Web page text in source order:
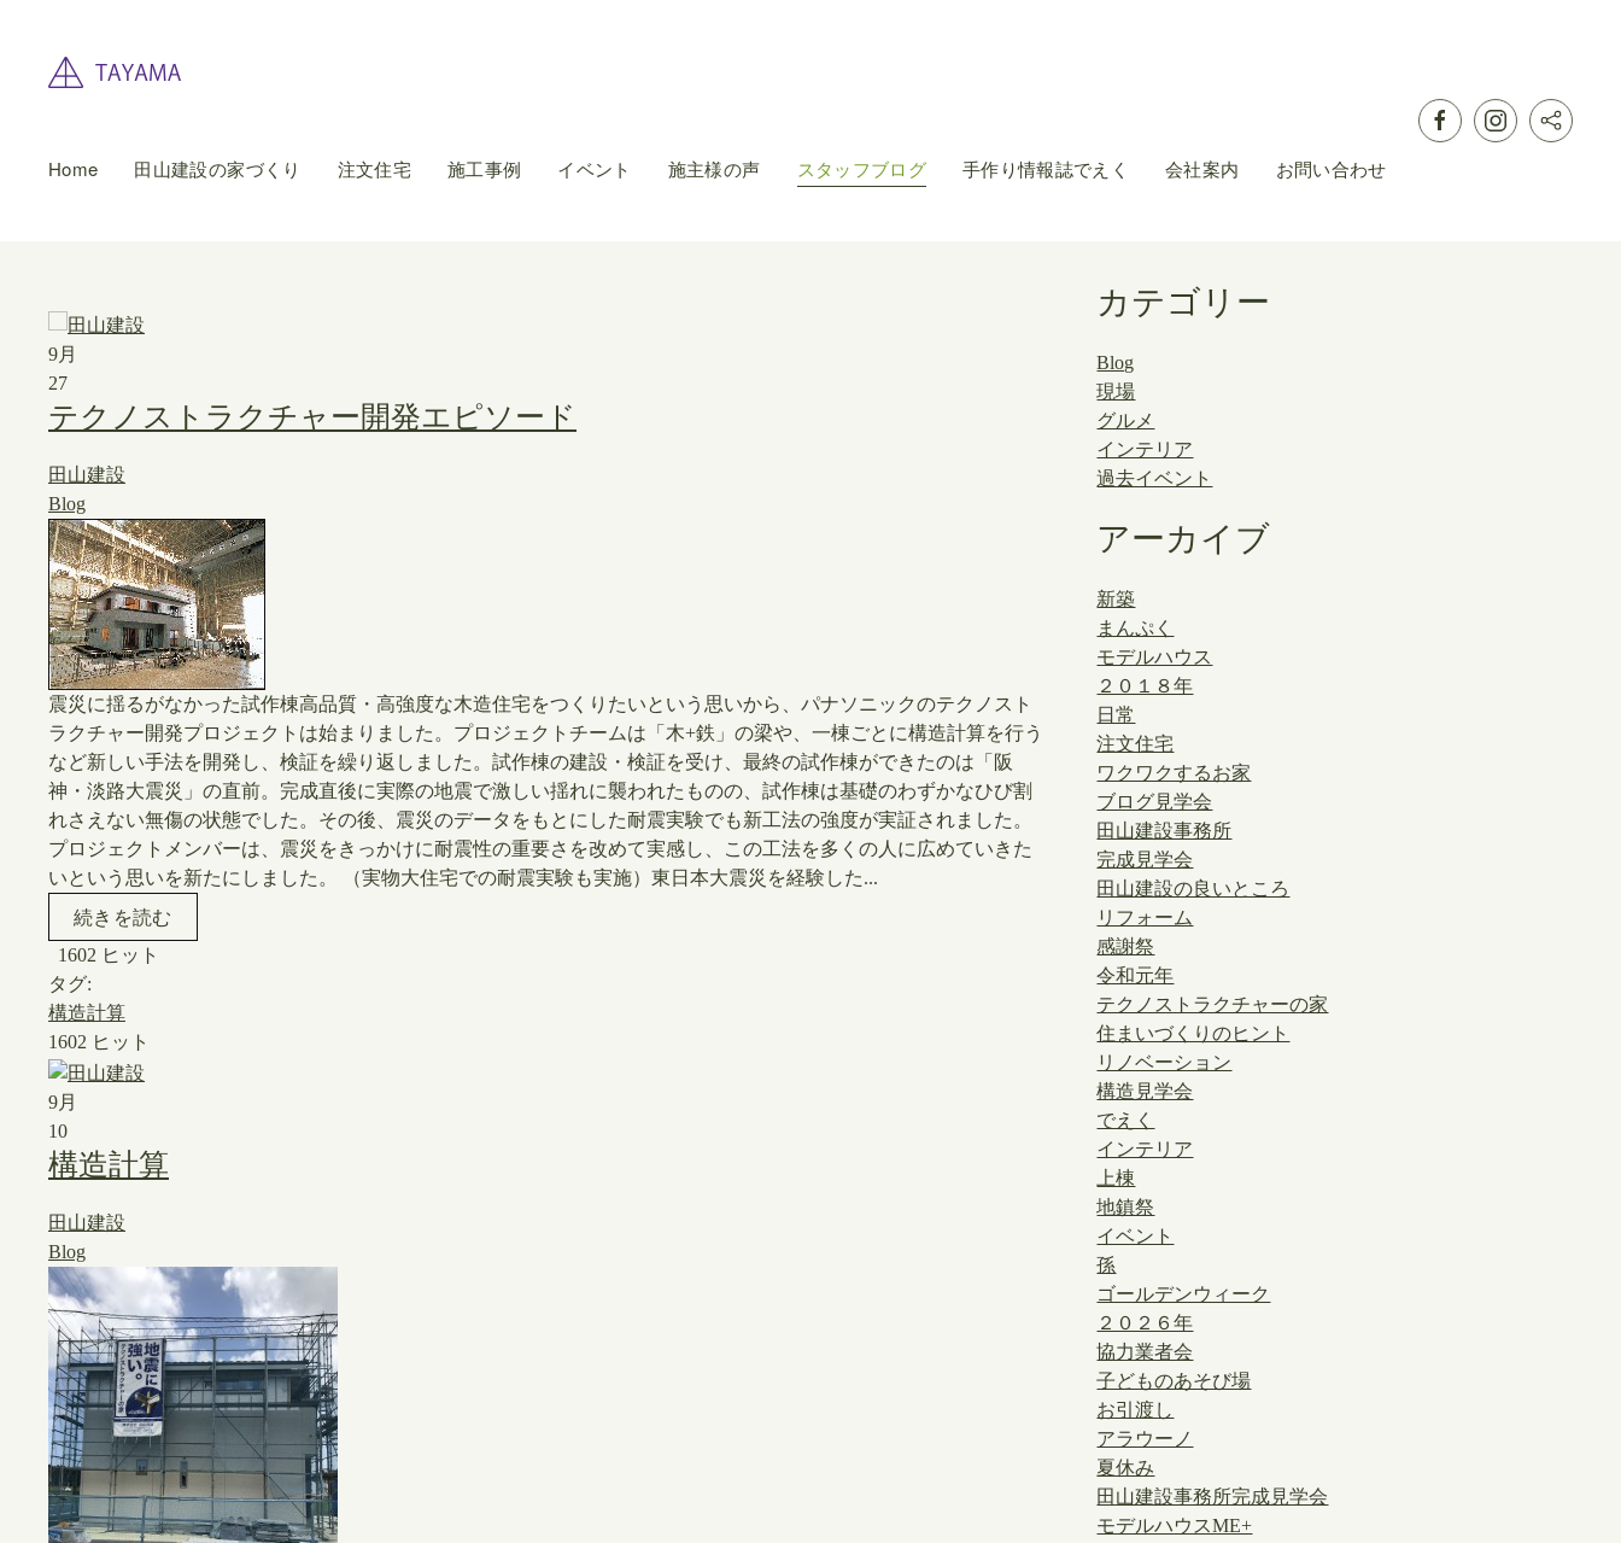
Home 田山建設の家づくり 注文住宅 施工事例 イベント 施主様の声 スタッフブログ 手作り情報誌でえく 会社案内 お問い合わせ
9月
27
テクノストラクチャー開発エピソード
田山建設
Blog
震災に揺るがなかった試作棟高品質・高強度な木造住宅をつくりたいという思いから、パナソニックのテクノスト
ラクチャー開発プロジェクトは始まりました。プロジェクトチームは「木+鉄」の梁や、一棟ごとに構造計算を行う
など新しい手法を開発し、検証を繰り返しました。試作棟の建設・検証を受け、最終の試作棟ができたのは「阪
神・淡路大震災」の直前。完成直後に実際の地震で激しい揺れに襲われたものの、試作棟は基礎のわずかなひび割
れさえない無傷の状態でした。その後、震災のデータをもとにした耐震実験でも新工法の強度が実証されました。
プロジェクトメンバーは、震災をきっかけに耐震性の重要さを改めて実感し、この工法を多くの人に広めていきた
いという思いを新たにしました。 （実物大住宅での耐震実験も実施）​東日本大震災を経験した...
続きを読む
1602 ヒット
タグ:
構造計算
1602 ヒット
9月
10
構造計算
田山建設
Blog
カテゴリー
Blog
現場
グルメ
インテリア
過去イベント
アーカイブ
新築
まんぷく
モデルハウス
２０１８年
日常
注文住宅
ワクワクするお家
ブログ見学会
田山建設事務所
完成見学会
田山建設の良いところ
リフォーム
感謝祭
令和元年
テクノストラクチャーの家
住まいづくりのヒント
リノベーション
構造見学会
でえく
インテリア
上棟
地鎮祭
イベント
孫
ゴールデンウィーク
２０２６年
協力業者会
子どものあそび場
お引渡し
アラウーノ
夏休み
田山建設事務所完成見学会
モデルハウスME+